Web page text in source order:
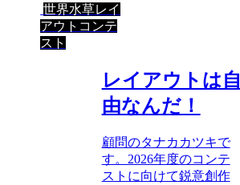
世界水草レイ
アウトコンテ
スト
レイアウトは自
由なんだ！
顧問のタナカカツキで
す。2026年度のコンテ
ストに向けて鋭意創作